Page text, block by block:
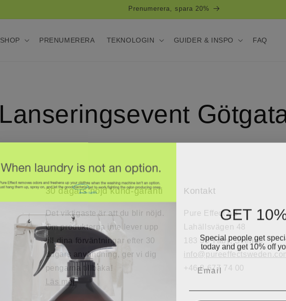
Prenumerera, spara 20%
SHOP PRENUMERERA TEKNOLOGIN GUIDER & INSPO FAQ
Lanseringsevent
30 dagars nöjd kund-garanti
Det viktigaste är att du blir nöjd.
Om produkterna inte lever upp
till dina förväntningar efter 30
dagars användning, ger vi dig
pengarna tillbaka!
Läs mer
Kontakt
Pure Effect AB
Lahällsvägen 48
183 30 Täby, Sverige
+46 8 677 74 00
GET
Special people get
today and get 10% off
Email